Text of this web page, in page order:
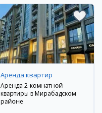
Аренда квартир
Аренда 2-комнатной
квартиры в Мирабадском
районе